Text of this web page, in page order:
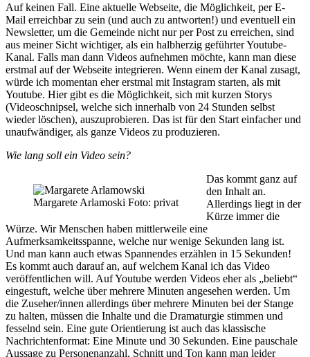
Auf keinen Fall. Eine aktuelle Webseite, die Möglichkeit, per E-
Mail erreichbar zu sein (und auch zu antworten!) und eventuell ein
Newsletter, um die Gemeinde nicht nur per Post zu erreichen, sind
aus meiner Sicht wichtiger, als ein halbherzig geführter Youtube-
Kanal. Falls man dann Videos aufnehmen möchte, kann man diese
erstmal auf der Webseite integrieren. Wenn einem der Kanal zusagt,
würde ich momentan eher erstmal mit Instagram starten, als mit
Youtube. Hier gibt es die Möglichkeit, sich mit kurzen Storys
(Videoschnipsel, welche sich innerhalb von 24 Stunden selbst
wieder löschen), auszuprobieren. Das ist für den Start einfacher und
unaufwändiger, als ganze Videos zu produzieren.
Wie lang soll ein Video sein?
Margarete Arlamoski Foto: privat
Das kommt ganz auf
den Inhalt an.
Allerdings liegt in der
Kürze immer die
Würze. Wir Menschen haben mittlerweile eine
Aufmerksamkeitsspanne, welche nur wenige Sekunden lang ist.
Und man kann auch etwas Spannendes erzählen in 15 Sekunden!
Es kommt auch darauf an, auf welchem Kanal ich das Video
veröffentlichen will. Auf Youtube werden Videos eher als „beliebt“
eingestuft, welche über mehrere Minuten angesehen werden. Um
die Zuseher/innen allerdings über mehrere Minuten bei der Stange
zu halten, müssen die Inhalte und die Dramaturgie stimmen und
fesselnd sein. Eine gute Orientierung ist auch das klassische
Nachrichtenformat: Eine Minute und 30 Sekunden. Eine pauschale
Aussage zu Personenanzahl, Schnitt und Ton kann man leider